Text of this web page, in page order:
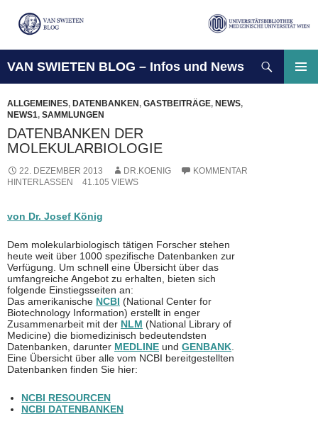
VAN SWIETEN BLOG – Infos und News
SPRINGEN
ALLGEMEINES, DATENBANKEN , GASTBEITRÄGE, NEWS,
NEWS1, SAMMLUNGEN
DATENBANKEN DER
MOLEKULARBIOLOGIE
22. DEZEMBER 2013 DR.KOENIG
KOMMENTAR
HINTERLASSEN
41.105 VIEWS
von Dr. Josef König
Dem molekularbiologisch tätigen Forscher stehen
heute weit über 1000 spezifische Datenbanken zur
Verfügung. Um schnell eine Übersicht über das
umfangreiche Angebot zu erhalten, bieten sich
folgende Einstiegsseiten an:
Das amerikanische NCBI (National Center for
Biotechnology Information) erstellt in enger
Zusammenarbeit mit der NLM (National Library of
Medicine) die biomedizinisch bedeutendsten
Datenbanken, darunter MEDLINE und GENBANK.
Eine Übersicht über alle vom NCBI bereitgestellten
Datenbanken finden Sie hier:
NCBI RESOURCEN
NCBI DATENBANKEN